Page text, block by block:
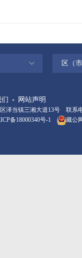
区（
网站声明
泽当镇三湘大道13号 联系电
备18000340号-1 藏公